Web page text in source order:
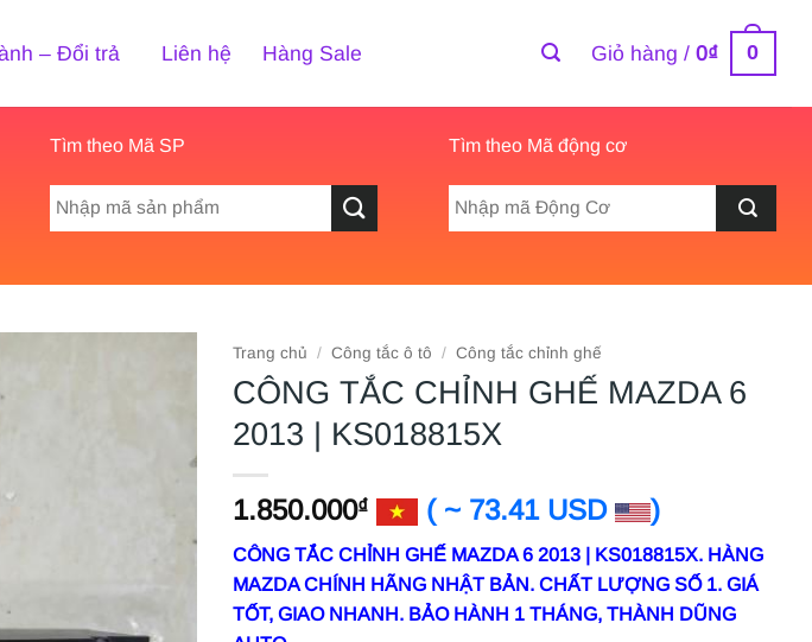
– Đổi trả Liên hệ Hàng Sale Giỏ hàng /0₫ 0
Tìm theo Mã SP
Tìm
Tìm theo Mã động cơ
Trang chủ / Công tắc ô tô / Công tắc chỉnh ghế
CÔNG TẮC CHỈNH GHẾ MAZDA 6
2013 | KS018815X
1.850.000₫ ( ~ 73.41 USD )
CÔNG TẮC CHỈNH GHẾ MAZDA 6 2013 | KS018815X. HÀNG
MAZDA CHÍNH HÃNG NHẬT BẢN. CHẤT LƯỢNG SỐ 1. GIÁ
TỐT, GIAO NHANH. BẢO HÀNH 1 THÁNG, THÀNH DŨNG